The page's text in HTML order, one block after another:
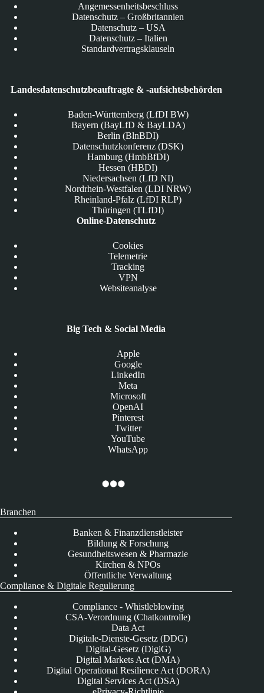
Angemessenheitsbeschluss
Datenschutz – Großbritannien
Datenschutz – USA
Datenschutz – Italien
Standardvertragsklauseln
Landesdatenschutzbeauftragte & -aufsichtsbehörden
Baden-Württemberg (LfDI BW)
Bayern (BayLfD & BayLDA)
Berlin (BlnBDI)
Datenschutzkonferenz (DSK)
Hamburg (HmbBfDI)
Hessen (HBDI)
Niedersachsen (LfD NI)
Nordrhein-Westfalen (LDI NRW)
Rheinland-Pfalz (LfDI RLP)
Thüringen (TLfDI)
Online-Datenschutz
Cookies
Telemetrie
Tracking
VPN
Websiteanalyse
Big Tech & Social Media
Apple
Google
LinkedIn
Meta
Microsoft
OpenAI
Pinterest
Twitter
YouTube
WhatsApp
Branchen
Banken & Finanzdienstleister
Bildung & Forschung
Gesundheitswesen & Pharmazie
Kirchen & NPOs
Öffentliche Verwaltung
Compliance & Digitale Regulierung
Compliance - Whistleblowing
CSA-Verordnung (Chatkontrolle)
Data Act
Digitale-Dienste-Gesetz (DDG)
Digital-Gesetz (DigiG)
Digital Markets Act (DMA)
Digital Operational Resilience Act (DORA)
Digital Services Act (DSA)